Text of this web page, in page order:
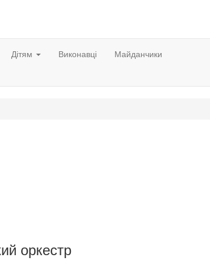
Дітям Виконавці Майданчики
оркестр